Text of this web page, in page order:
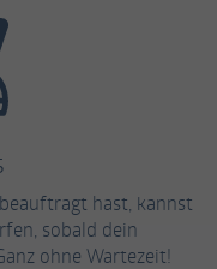
hast, kannst
sobald dein
ohne Wartezeit!